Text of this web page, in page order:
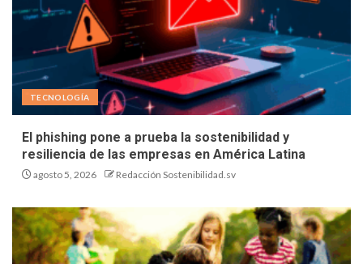
TECNOLOGÍA
El phishing pone a prueba la sostenibilidad y
resiliencia de las empresas en América Latina
agosto 5, 2026 Redacción Sostenibilidad.sv